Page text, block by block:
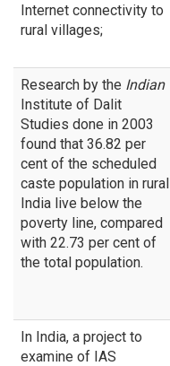
Internet connectivity to
rural villages;
Research by the Indian
Institute of Dalit
Studies done in 2003
found that 36.82 per
cent of the scheduled
caste population in rural
India live below the
poverty line, compared
with 22.73 per cent of
the total population.
In India, a project to
examine of IAS